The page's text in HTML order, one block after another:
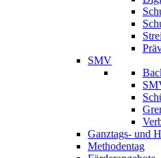
SMV
Ganztags- und
Methodentag